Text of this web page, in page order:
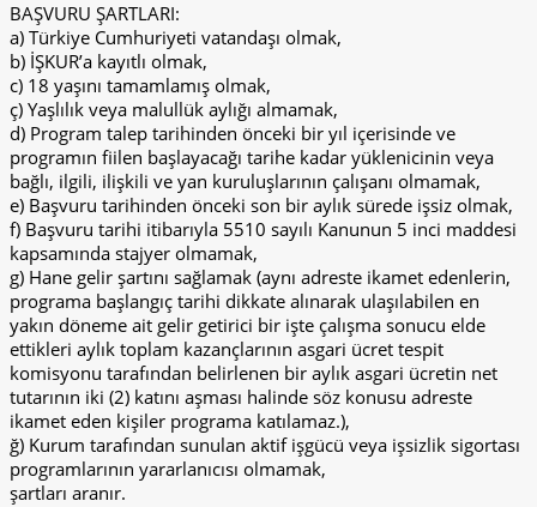
BAŞVURU ŞARTLARI:
a) Türkiye Cumhuriyeti vatandaşı olmak,
b) İŞKUR’a kayıtlı olmak,
c) 18 yaşını tamamlamış olmak,
ç) Yaşlılık veya malullük aylığı almamak,
d) Program talep tarihinden önceki bir yıl içerisinde ve
programın fiilen başlayacağı tarihe kadar yüklenicinin veya
bağlı, ilgili, ilişkili ve yan kuruluşlarının çalışanı olmamak,
e) Başvuru tarihinden önceki son bir aylık sürede işsiz olmak,
f) Başvuru tarihi itibarıyla 5510 sayılı Kanunun 5 inci maddesi
kapsamında stajyer olmamak,
g) Hane gelir şartını sağlamak (aynı adreste ikamet edenlerin,
programa başlangıç tarihi dikkate alınarak ulaşılabilen en
yakın döneme ait gelir getirici bir işte çalışma sonucu elde
ettikleri aylık toplam kazançlarının asgari ücret tespit
komisyonu tarafından belirlenen bir aylık asgari ücretin net
tutarının iki (2) katını aşması halinde söz konusu adreste
ikamet eden kişiler programa katılamaz.),
ğ) Kurum tarafından sunulan aktif işgücü veya işsizlik sigortası
programlarının yararlanıcısı olmamak,
şartları aranır.